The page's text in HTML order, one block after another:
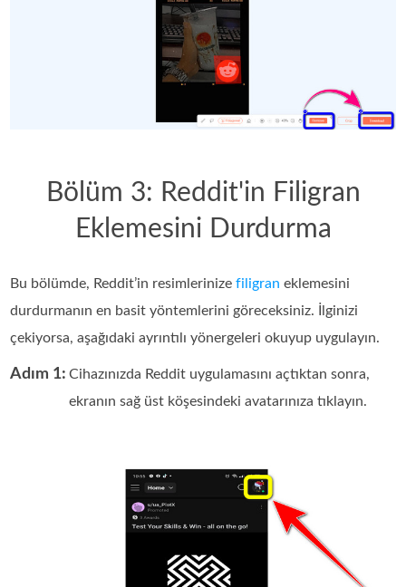
Bölüm 3: Reddit'in Filigran
Eklemesini Durdurma
Bu bölümde, Reddit’in resimlerinizefiligran eklemesini
durdurmanın en basit yöntemlerini göreceksiniz. İlginizi
çekiyorsa, aşağıdaki ayrıntılı yönergeleri okuyup uygulayın.
Adım 1: Cihazınızda Reddit uygulamasını açtıktan sonra,
ekranın sağ üst köşesindeki avatarınıza tıklayın.